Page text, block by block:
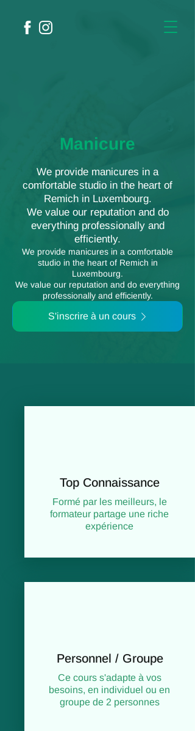
Manicure
We provide manicures in a
comfortable studio in the heart of
Remich in Luxembourg.
We value our reputation and do
everything professionally and
efficiently.
We provide manicures in a comfortable
studio in the heart of Remich in
Luxembourg.
We value our reputation and do everything
professionally and efficiently.
S'inscrire à un cours
Top Connaissance
Formé par les meilleurs, le
formateur partage une riche
expérience
Personnel / Groupe
Ce cours s'adapte à vos
besoins, en individuel ou en
groupe de 2 personnes